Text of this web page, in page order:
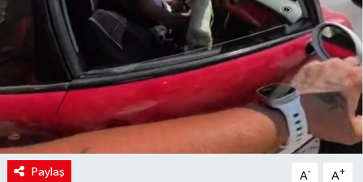
Paylaş A- A+